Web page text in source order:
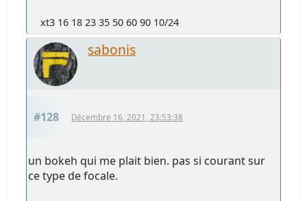
xt3 16 18 23 35 50 60 90 10/24
sabonis
#128 Décembre 16, 2021, 23:53:38
un bokeh qui me plait bien. pas si courant sur
ce type de focale.